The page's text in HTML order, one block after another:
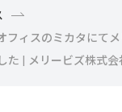
フィスのミカタにて
た | メリービズ株式会